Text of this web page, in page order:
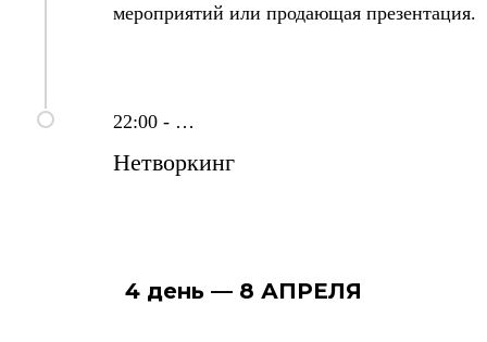
мероприятий или продающая презентация.
22:00 - …
Нетворкинг
4 день — 8 АПРЕЛЯ